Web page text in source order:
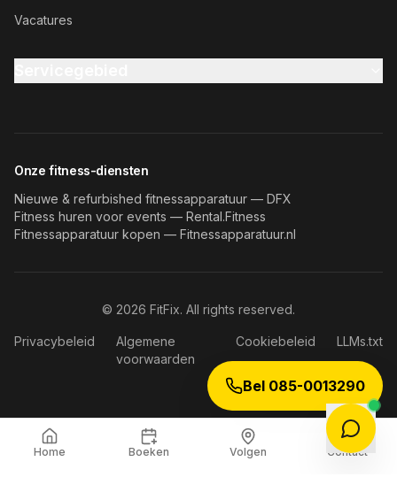
Vacatures
Onze fitness-diensten
Nieuwe & refurbished fitnessapparatuur — DFX
Fitness huren voor events — Rental.Fitness
Fitnessapparatuur kopen — Fitnessapparatuur.nl
© 2026 FitFix. All rights reserved.
Privacybeleid
Algemene
voorwaarden
Cookiebeleid LLMs.txt
Bel 085-0013290
Home Boeken Volgen Contact